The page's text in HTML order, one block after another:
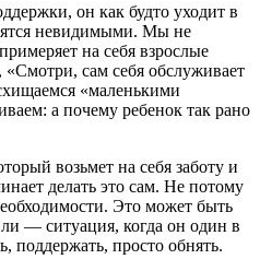
он как будто уходит в
невидимыми. Мы не
на себя взрослые
сам себя обслуживает
«маленькими
а почему ребенок так рано
возьмет на себя заботу и
делать это сам. Не потому
Это может быть
— ситуация, когда он один в
поддержать, просто обнять.